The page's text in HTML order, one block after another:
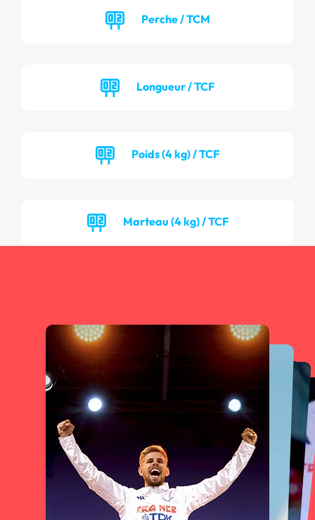
Perche / TCM
Longueur / TCF
Poids (4 kg) / TCF
Marteau (4 kg) / TCF